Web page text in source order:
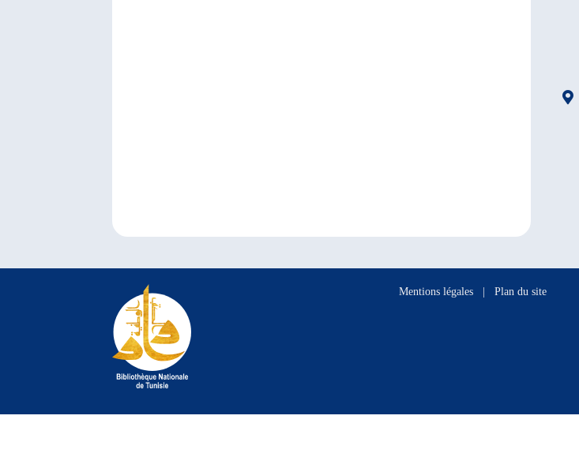
Mentions légales Plan du site